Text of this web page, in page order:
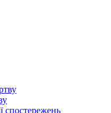
спостережень